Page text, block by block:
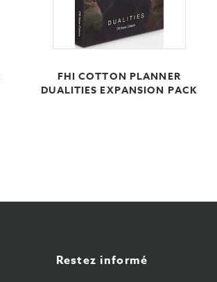
FHI COTTON PLANNER
DUALITIES EXPANSION PACK
Restez informé